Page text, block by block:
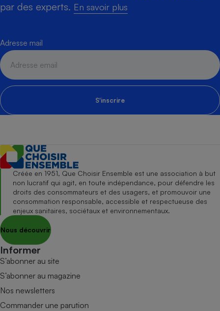
par des experts. En savoir plus
Adresse mail
S'inscrire
Créée en 1951, Que Choisir Ensemble est une association à but
non lucratif qui agit, en toute indépendance, pour défendre les
droits des consommateurs et des usagers, et promouvoir une
consommation responsable, accessible et respectueuse des
enjeux sanitaires, sociétaux et environnementaux.
Nous découvrir
Informer
S’abonner au site
S’abonner au magazine
Nos newsletters
Commander une parution